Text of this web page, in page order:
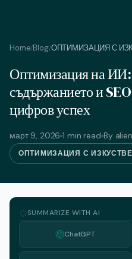
Home/Blog/ОПТИМИЗАЦИЯ С
Оптимизация на
съдържанието и SEO
цифров успех
март 9, 2026 1 min read By
ОПТИМИЗАЦИЯ С
SUMMARIZE WITH AI
ChatGPT
Български